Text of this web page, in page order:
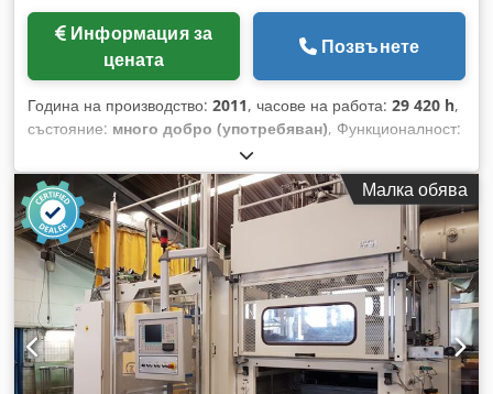
Информация за
цената
Позвънете
Година на производство: 2011, часове на работа: 29 420 h,
състояние: много добро (употребяван), Функционалност:
, Марка: Illig Модел: RDK 80
Година: 2011 Приблизителни часове: 29420 Станции:
Формоване, Пробиване, Робот, Рязане и Стикиране Срок
на доставка: Незабавно Максимална площ за формоване:
756 x 565 mm Максимална ширина на листа: 805 mm
Дълбочина на изтегляне: 120 / 120 mm Сила на пробиване
със стоманен нож: 600 kN Максимално брой цикли в
минута: 55 Формоващо налягане: 6 bar Cjdpfx Amjzam
Hcjbsha Всички данни подлежат на промяна и/или грешки.
Всички машини се предлагат при наличност и/или
предварителна продажба.
Малка обява